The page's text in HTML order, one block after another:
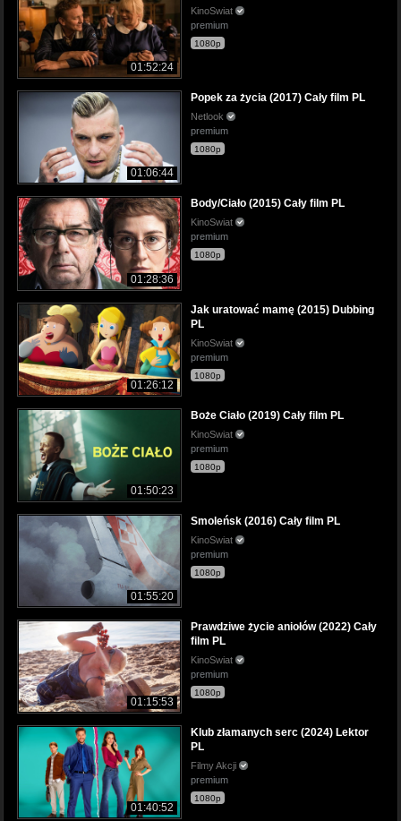
01:52:24
KinoSwiat
premium
1080p
01:06:44
Popek za życia (2017) Cały film PL
Netlook
premium
1080p
01:28:36
Body/Ciało (2015) Cały film PL
KinoSwiat
premium
1080p
01:26:12
Jak uratować mamę (2015) Dubbing
PL
KinoSwiat
premium
1080p
01:50:23
Boże Ciało (2019) Cały film PL
KinoSwiat
premium
1080p
01:55:20
Smoleńsk (2016) Cały film PL
KinoSwiat
premium
1080p
01:15:53
Prawdziwe życie aniołów (2022) Cały
film PL
KinoSwiat
premium
1080p
01:40:52
Klub złamanych serc (2024) Lektor
PL
Filmy Akcji
premium
1080p